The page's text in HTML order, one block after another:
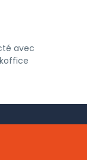
avec